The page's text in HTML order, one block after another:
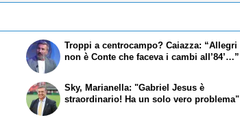
Troppi a centrocampo? Caiazza: “Allegri
non è Conte che faceva i cambi all’84’…”
Sky, Marianella: "Gabriel Jesus è
straordinario! Ha un solo vero problema"